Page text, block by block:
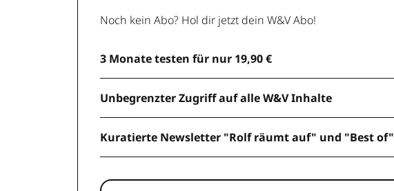
Noch kein Abo? Hol dir jetzt dein W&V Abo!
3 Monate testen für nur 19,90 €
Unbegrenzter Zugriff auf alle W&V Inhalte
Kuratierte Newsletter "Rolf räumt auf" und "Best of"